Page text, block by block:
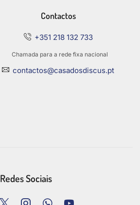
Contactos
+351 218 132 733
Chamada para a rede fixa nacional
contactos@casadosdiscus.pt
Redes Sociais